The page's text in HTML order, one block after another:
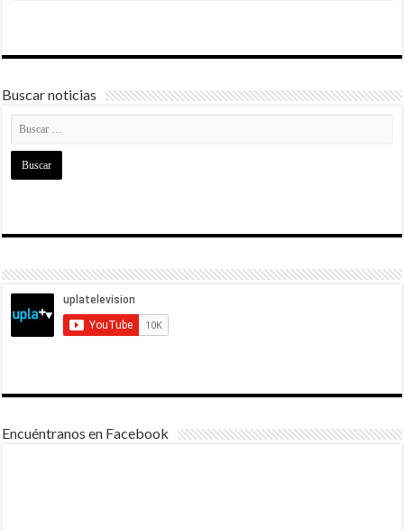
Buscar noticias
Encuéntranos en Facebook